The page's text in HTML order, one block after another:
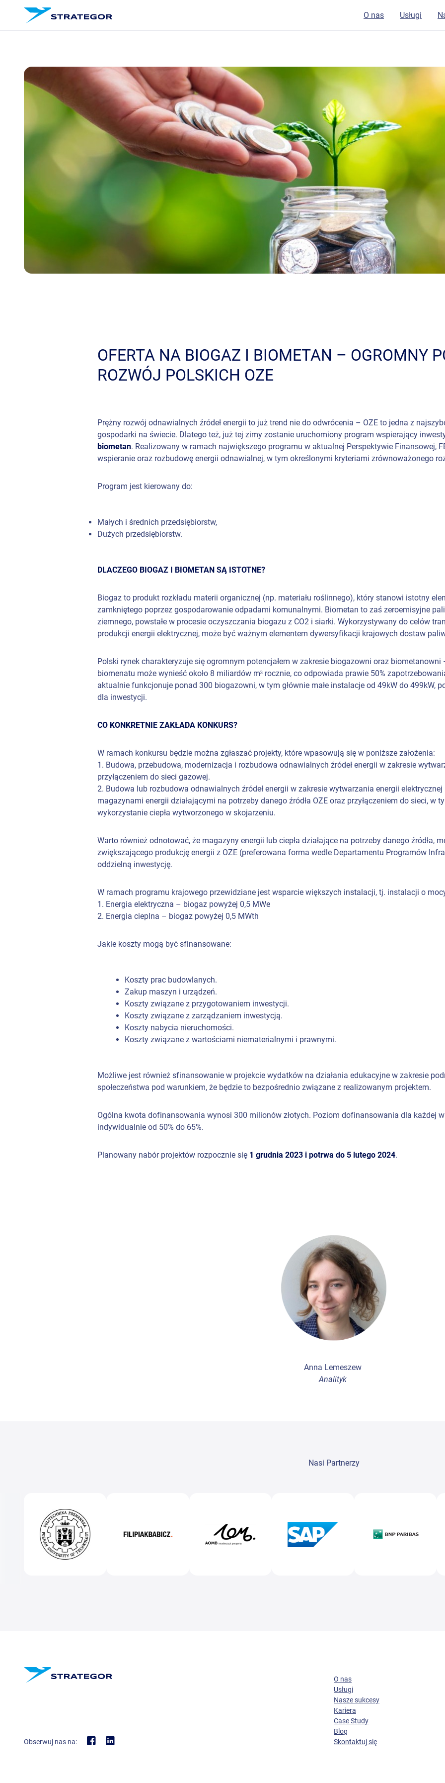
O nas Usługi
OFERTA NA BIOGAZ I BIOMETAN – OGROMNY
ROZWÓJ POLSKICH OZE
Prężny rozwój odnawialnych źródeł energii to już trend nie do odwrócenia – OZE to jedna z
gospodarki na świecie. Dlatego też, już tej zimy zostanie uruchomiony program wspierający
biometan. Realizowany w ramach największego programu w aktualnej Perspektywie Finansowej,
wspieranie oraz rozbudowę energii odnawialnej, w tym określonymi kryteriami zrównoważonego
Program jest kierowany do:
Małych i średnich przedsiębiorstw,
Dużych przedsiębiorstw.
DLACZEGO BIOGAZ I BIOMETAN SĄ ISTOTNE?
Biogaz to produkt rozkładu materii organicznej (np. materiału roślinnego), który stanowi istotny
zamkniętego poprzez gospodarowanie odpadami komunalnymi. Biometan to zaś zeroemisyjne
ziemnego, powstałe w procesie oczyszczania biogazu z CO2 i siarki. Wykorzystywany do celów
produkcji energii elektrycznej, może być ważnym elementem dywersyfikacji krajowych dostaw
Polski rynek charakteryzuje się ogromnym potencjałem w zakresie biogazowni oraz biometanowni
biomenatu może wynieść około 8 miliardów m³ rocznie, co odpowiada prawie 50%
aktualnie funkcjonuje ponad 300 biogazowni, w tym głównie małe instalacje od 49kW do 499kW,
dla inwestycji.
CO KONKRETNIE ZAKŁADA KONKURS?
W ramach konkursu będzie można zgłaszać projekty, które wpasowują się w poniższe założenia:
1. Budowa, przebudowa, modernizacja i rozbudowa odnawialnych źródeł energii w zakresie
przyłączeniem do sieci gazowej.
2. Budowa lub rozbudowa odnawialnych źródeł energii w zakresie wytwarzania energii
magazynami energii działającymi na potrzeby danego źródła OZE oraz przyłączeniem do sieci, w
wykorzystanie ciepła wytworzonego w skojarzeniu.
Warto również odnotować, że magazyny energii lub ciepła działające na potrzeby danego źródła,
zwiększającego produkcję energii z OZE (preferowana forma wedle Departamentu Programów
oddzielną inwestycję.
W ramach programu krajowego przewidziane jest wsparcie większych instalacji, tj. instalacji o
1. Energia elektryczna – biogaz powyżej 0,5 MWe
2. Energia cieplna – biogaz powyżej 0,5 MWth
Jakie koszty mogą być sfinansowane:
Koszty prac budowlanych.
Zakup maszyn i urządzeń.
Koszty związane z przygotowaniem inwestycji.
Koszty związane z zarządzaniem inwestycją.
Koszty nabycia nieruchomości.
Koszty związane z wartościami niematerialnymi i prawnymi.
Możliwe jest również sfinansowanie w projekcie wydatków na działania edukacyjne w zakresie
społeczeństwa pod warunkiem, że będzie to bezpośrednio związane z realizowanym projektem.
Ogólna kwota dofinansowania wynosi 300 milionów złotych. Poziom dofinansowania dla każdej
indywidualnie od 50% do 65%.
Planowany nabór projektów rozpocznie się 1 grudnia 2023 i potrwa do 5 lutego 2024.
Anna Lemeszew
Analityk
Nasi Partnerzy
Obserwuj nas na:
O nas
Usługi
Nasze sukcesy
Kariera
Case Study
Blog
Skontaktuj się